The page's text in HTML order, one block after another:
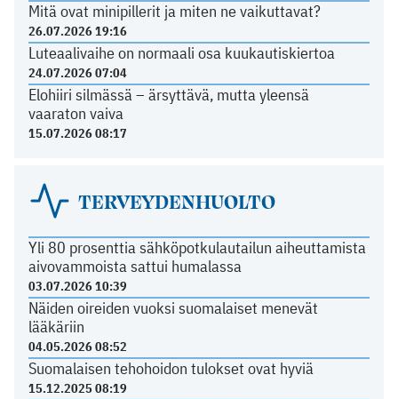
Mitä ovat minipillerit ja miten ne vaikuttavat?
26.07.2026 19:16
Luteaalivaihe on normaali osa kuukautiskiertoa
24.07.2026 07:04
Elohiiri silmässä – ärsyttävä, mutta yleensä
vaaraton vaiva
15.07.2026 08:17
TERVEYDENHUOLTO
Yli 80 prosenttia sähköpotkulautailun aiheuttamista
aivovammoista sattui humalassa
03.07.2026 10:39
Näiden oireiden vuoksi suomalaiset menevät
lääkäriin
04.05.2026 08:52
Suomalaisen tehohoidon tulokset ovat hyviä
15.12.2025 08:19